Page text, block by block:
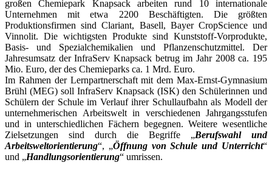
großen Chemiepark Knapsack arbeiten rund 10 internationale
Unternehmen mit etwa 2200 Beschäftigten. Die größten
Produktionsfirmen sind Clariant, Basell, Bayer CropScience und
Vinnolit. Die wichtigsten Produkte sind Kunststoff-Vorprodukte,
Basis- und Spezialchemikalien und Pflanzenschutzmittel. Der
Jahresumsatz der InfraServ Knapsack betrug im Jahr 2008 ca. 195
Mio. Euro, der des Chemieparks ca. 1 Mrd. Euro.
Im Rahmen der Lernpartnerschaft mit dem Max-Ernst-Gymnasium
Brühl (MEG) soll InfraServ Knapsack (ISK) den Schülerinnen und
Schülern der Schule im Verlauf ihrer Schullaufbahn als Modell der
unternehmerischen Arbeitswelt in verschiedenen Jahrgangsstufen
und in unterschiedlichen Fächern begegnen. Weitere wesentliche
Zielsetzungen sind durch die Begriffe „Berufswahl und
Arbeitsweltorientierung“, „Öffnung von Schule und Unterricht“
und „Handlungsorientierung“ umrissen.